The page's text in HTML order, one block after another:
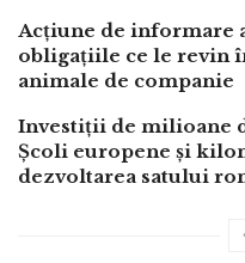
Acțiune de informare
obligațiile ce le revin
animale de companie
Investiții de milioane
Școli europene și
dezvoltarea satului